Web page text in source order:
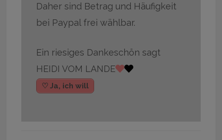
Daher sind Betrag und Häufigkeit
bei Paypal frei wählbar.
Ein riesiges Dankeschön sagt
HEIDI VOM LANDE
♡ Ja, ich will